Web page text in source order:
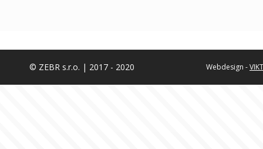
© ZEBR s.r.o. | 2017 - 2020 Webdesign -